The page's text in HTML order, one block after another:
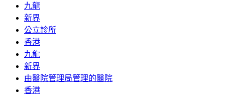
九龍
新界
公立診所
香港
九龍
新界
由醫院管理局管理的醫院
香港